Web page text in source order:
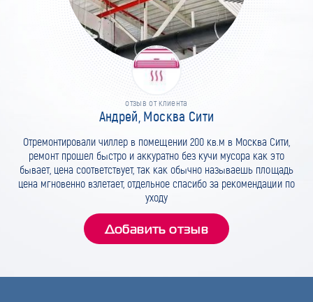
отзыв от клиента
Андрей, Москва Сити
Отремонтировали чиллер в помещении 200 кв.м в Москва Сити,
ремонт прошел быстро и аккуратно без кучи мусора как это
бывает, цена соответствует, так как обычно называешь площадь
цена мгновенно взлетает, отдельное спасибо за рекомендации по
уходу
Добавить отзыв